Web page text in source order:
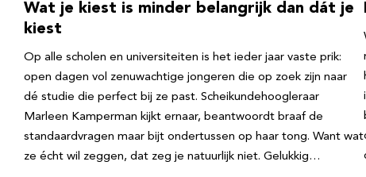
Wat je kiest is minder belangrijk dan dát je
kiest
Op alle scholen en universiteiten is het ieder jaar vaste prik:
open dagen vol zenuwachtige jongeren die op zoek zijn naar
dé studie die perfect bij ze past. Scheikundehoogleraar
Marleen Kamperman kijkt ernaar, beantwoordt braaf de
standaardvragen maar bijt ondertussen op haar tong. Want wat
ze écht wil zeggen, dat zeg je natuurlijk niet. Gelukkig…